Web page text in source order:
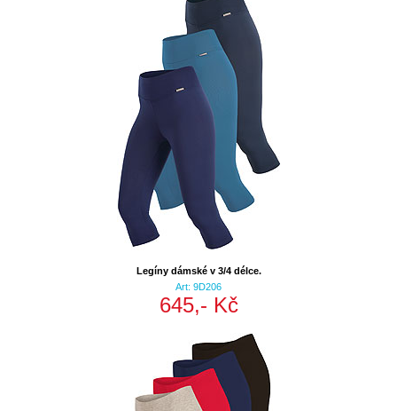
Legíny dámské v 3/4 délce.
Art: 9D206
645,- Kč